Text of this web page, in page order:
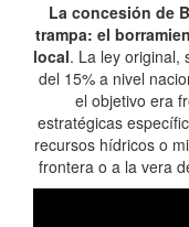
La concesión de
trampa: el
local. La ley original,
del 15% a nivel
el objetivo era
estratégicas
recursos hídricos o
frontera o a la vera